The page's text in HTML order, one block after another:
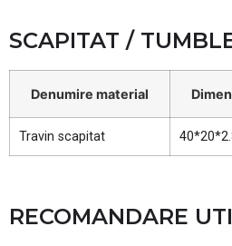
SCAPITAT /
Denumire material
Travin scapitat
RECOMANDARE